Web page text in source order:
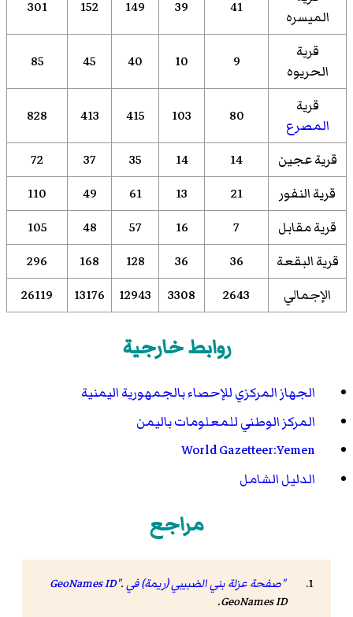
الميسره
41
39
149
152
301
قرية
الحريوه
9
10
40
45
85
قرية
المصرع
80
103
415
413
828
قرية عجين 14
14
35
37
72
قرية النفور
21
13
61
49
110
قرية مقابل
7
16
57
48
105
قرية البقعة
36
36
128
168
296
الإجمالي
2643
3308
12943
13176
26119
روابط خارجية
الجهاز المركزي للإحصاء بالجمهورية اليمنية
المركز الوطني للمعلومات باليمن
World Gazetteer:Yemen
الدليل الشامل
مراجع
"صفحة عزلة بني الضبيبي (ريمة) في GeoNames ID".
GeoNames ID
.